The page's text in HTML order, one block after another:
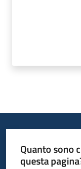
Quanto sono
questa